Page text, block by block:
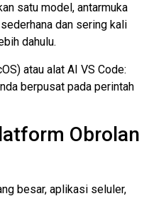
satu model, antarmuka
dan sering kali
dahulu.
atau alat AI VS Code:
berpusat pada perintah
Obrolan
besar, aplikasi seluler,